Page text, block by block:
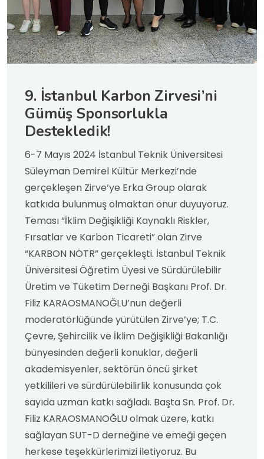
9. İstanbul Karbon Zirvesi’ni
Gümüş Sponsorlukla
Destekledik!
6-7 Mayıs 2024 İstanbul Teknik Üniversitesi
Süleyman Demirel Kültür Merkezi’nde
gerçekleşen Zirve’ye Erka Group olarak
katkıda bulunmuş olmaktan onur duyuyoruz.
Teması “İklim Değişikliği Kaynaklı Riskler,
Fırsatlar ve Karbon Ticareti” olan Zirve
“KARBON NÖTR” gerçekleşti. İstanbul Teknik
Üniversitesi Öğretim Üyesi ve Sürdürülebilir
Üretim ve Tüketim Derneği Başkanı Prof. Dr.
Filiz KARAOSMANOĞLU’nun değerli
moderatörlüğünde yürütülen Zirve’ye; T.C.
Çevre, Şehircilik ve İklim Değişikliği Bakanlığı
bünyesinden değerli konuklar, değerli
akademisyenler, sektörün öncü şirket
yetkilileri ve sürdürülebilirlik konusunda çok
sayıda uzman katkı sağladı. Başta Sn. Prof. Dr.
Filiz KARAOSMANOĞLU olmak üzere, katkı
sağlayan SUT-D derneğine ve emeği geçen
herkese teşekkürlerimizi iletiyoruz. Bu